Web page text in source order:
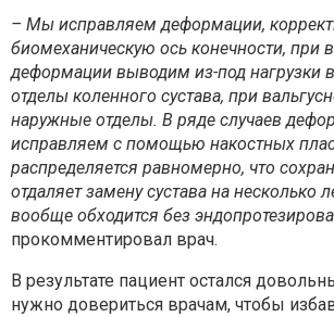
– Мы исправляем деформации,
биомеханическую ось конечности, при
деформации выводим из-под нагрузки
отделы коленного сустава, при
наружные отделы. В ряде случаев
исправляем с помощью накостных
распределяется равномерно, что
отдаляет замену сустава на несколько
вообще обходится без
прокомментировал врач.
В результате пациент остался
нужно довериться врачам, чтобы